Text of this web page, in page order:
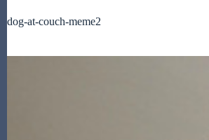
dog-at-couch-meme2